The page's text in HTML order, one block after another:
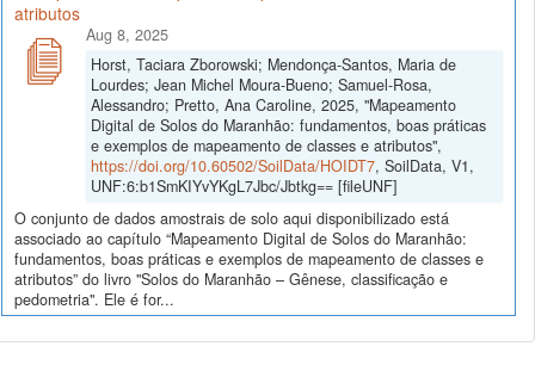
atributos
Aug 8, 2025
Horst, Taciara Zborowski; Mendonça-Santos, Maria de
Lourdes; Jean Michel Moura-Bueno; Samuel-Rosa,
Alessandro; Pretto, Ana Caroline, 2025, "Mapeamento
Digital de Solos do Maranhão: fundamentos, boas práticas
e exemplos de mapeamento de classes e atributos",
https://doi.org/10.60502/SoilData/HOIDT7, SoilData, V1,
UNF:6:b1SmKIYvYKgL7Jbc/Jbtkg== [fileUNF]
O conjunto de dados amostrais de solo aqui disponibilizado está
associado ao capítulo “Mapeamento Digital de Solos do Maranhão:
fundamentos, boas práticas e exemplos de mapeamento de classes e
atributos” do livro "Solos do Maranhão – Gênese, classificação e
pedometria". Ele é for...